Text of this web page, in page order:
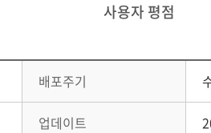
사용자 평점
배포주기
업데이트